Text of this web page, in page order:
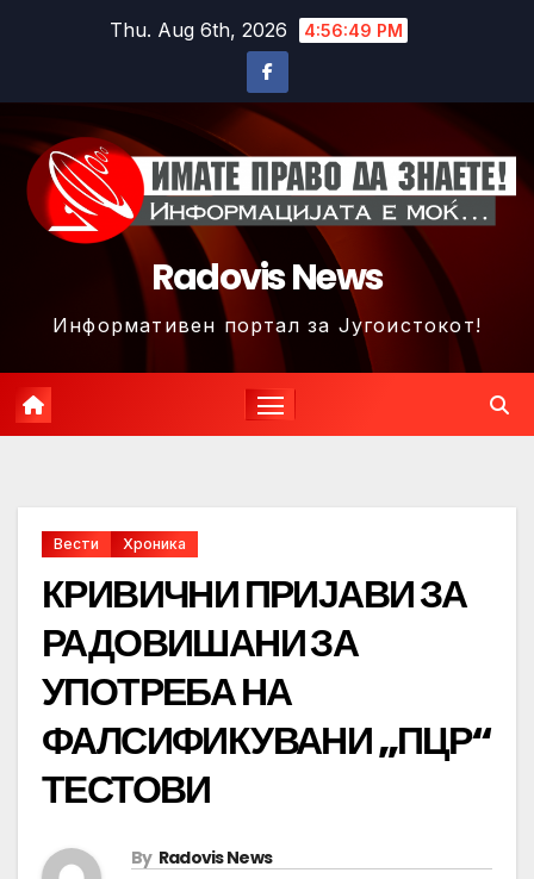
Thu. Aug 6th, 2026 4:56:52 PM
Radovis News
Информативен портал за Југоистокот!
Вести Хроника
КРИВИЧНИ ПРИЈАВИ ЗА
РАДОВИШАНИ ЗА
УПОТРЕБА НА
ФАЛСИФИКУВАНИ „ПЦР“
ТЕСТОВИ
By Radovis News